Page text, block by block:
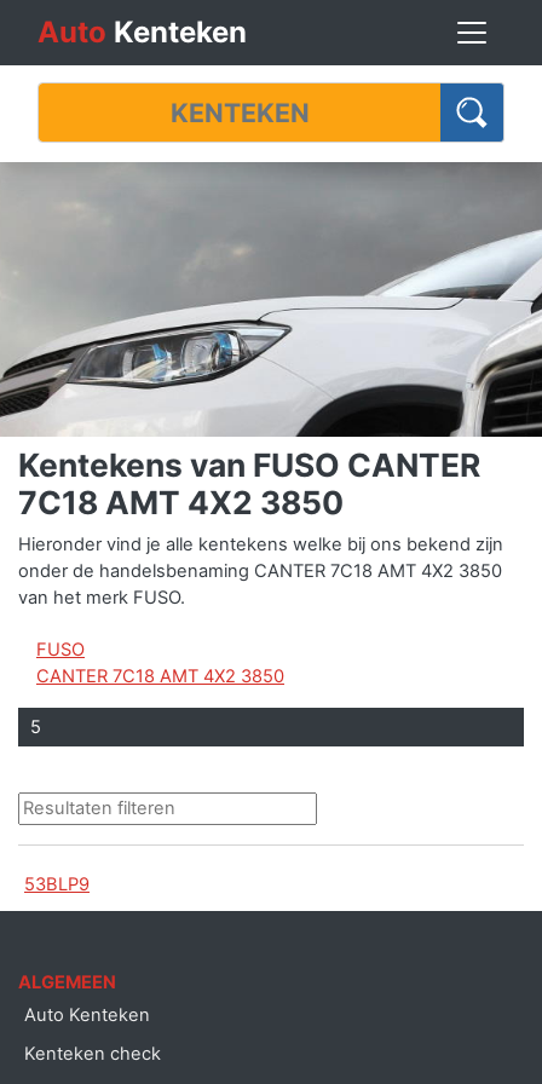
Auto Kenteken
Kentekens van FUSO CANTER
7C18 AMT 4X2 3850
Hieronder vind je alle kentekens welke bij ons bekend zijn
onder de handelsbenaming CANTER 7C18 AMT 4X2 3850
van het merk FUSO.
FUSO
CANTER 7C18 AMT 4X2 3850
5
53BLP9
ALGEMEEN
Auto Kenteken
Kenteken check